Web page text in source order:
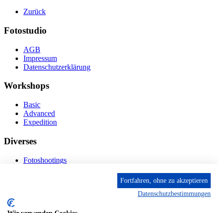
Zurück
Fotostudio
AGB
Impressum
Datenschutzerklärung
Workshops
Basic
Advanced
Expedition
Diverses
Fotoshootings
Kontakt
Fortfahren, ohne zu akzeptieren
Datenschutzbestimmungen